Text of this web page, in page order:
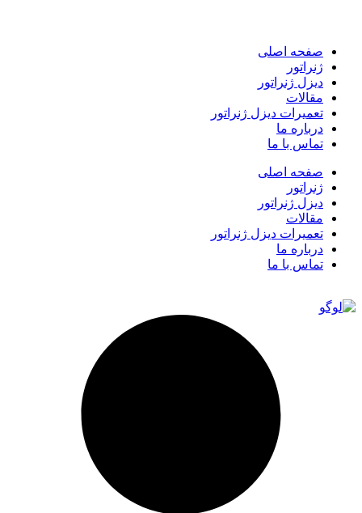
صفحه اصلی
ژنراتور
دیزل ژنراتور
مقالات
تعمیرات دیزل ژنراتور
درباره ما
تماس با ما
صفحه اصلی
ژنراتور
دیزل ژنراتور
مقالات
تعمیرات دیزل ژنراتور
درباره ما
تماس با ما